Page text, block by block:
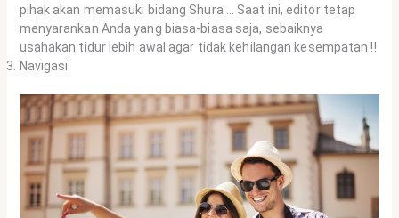
pihak akan memasuki bidang Shura … Saat ini, editor tetap
menyarankan Anda yang biasa-biasa saja, sebaiknya
usahakan tidur lebih awal agar tidak kehilangan kesempatan !!
Navigasi